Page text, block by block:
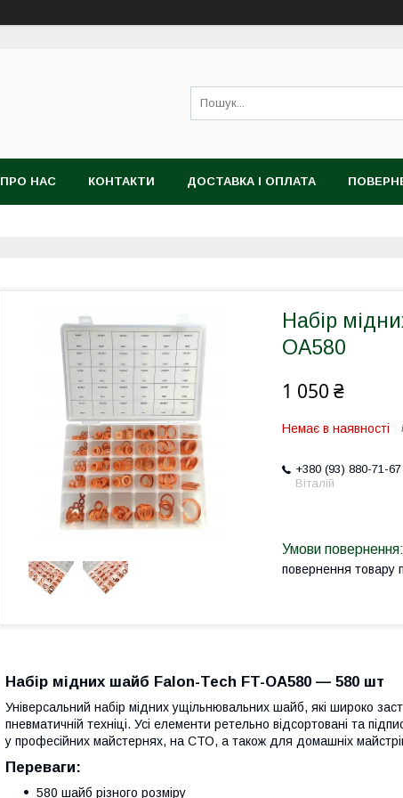
ПРО НАС КОНТАКТИ ДОСТАВКА І ОПЛАТА
Набір
OA580
1 050 ₴
Немає в наявності
+380 (93) 880-71-67
Віталій
повернення товару
Набір мідних шайб Falon-Tech FT-OA580 — 580 шт
Універсальний набір мідних ущільнювальних шайб, які широко
пневматичній техніці. Усі елементи ретельно відсортовані та
у професійних майстернях, на СТО, а також для домашніх
Переваги:
580 шайб різного розміру